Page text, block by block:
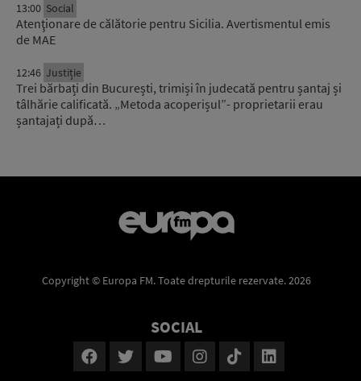
13:00 Social
Atenţionare de călătorie pentru Sicilia. Avertismentul emis
de MAE
12:46 Justiție
Trei bărbați din București, trimiși în judecată pentru șantaj și
tâlhărie calificată. „Metoda acoperișul”- proprietarii erau
șantajați după…
Copyright © Europa FM. Toate drepturile rezervate. 2026
SOCIAL